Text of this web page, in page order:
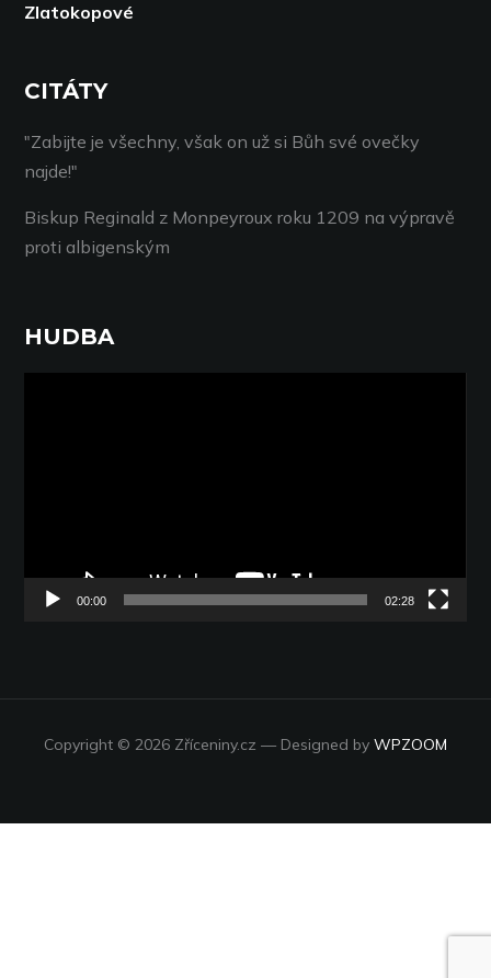
Zlatokopové
CITÁTY
"Zabijte je všechny, však on už si Bůh své ovečky
najde!"
Biskup Reginald z Monpeyroux roku 1209 na výpravě
proti albigenským
HUDBA
00:00 02:28
Copyright © 2026 Zříceniny.cz — Designed by WPZOOM